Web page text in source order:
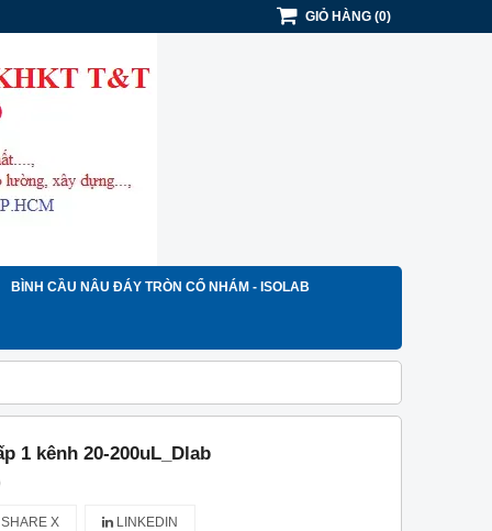
GIỎ HÀNG (0)
BÌNH CẦU NÂU ĐÁY TRÒN CỔ NHÁM - ISOLAB
1 kênh 20-200uL_Dlab
SHARE X LINKEDIN